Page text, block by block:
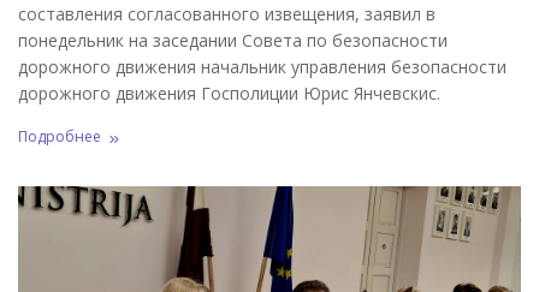
составления согласованного извещения, заявил в
понедельник на заседании Совета по безопасности
дорожного движения начальник управления безопасности
дорожного движения Госполиции Юрис Янчевскис.
Подробнее